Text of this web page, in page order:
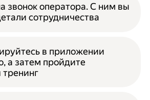
звонок оператора. С ним вы
сотрудничества
в приложении
а затем пройдите